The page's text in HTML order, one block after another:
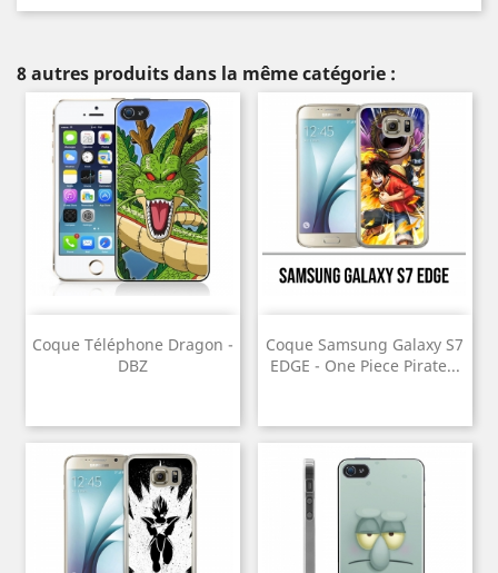
8 autres produits dans la même catégorie :
Coque Téléphone Dragon -
DBZ
Coque Samsung Galaxy S7
EDGE - One Piece Pirate...